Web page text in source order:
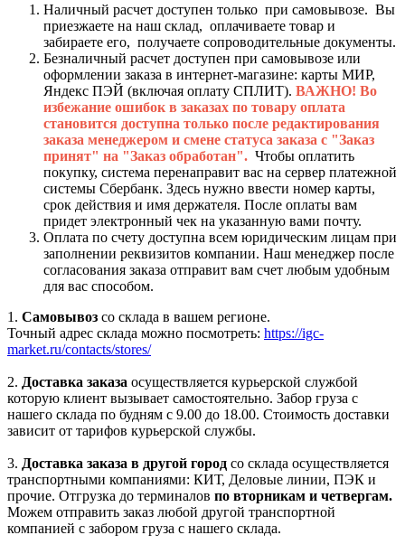
Наличный расчет доступен только при самовывозе. Вы
приезжаете на наш склад, оплачиваете товар и
забираете его, получаете сопроводительные документы.
Безналичный расчет доступен при самовывозе или
оформлении заказа в интернет-магазине: карты МИР,
Яндекс ПЭЙ (включая оплату СПЛИТ). ВАЖНО! Во
избежание ошибок в заказах по товару оплата
становится доступна только после редактирования
заказа менеджером и смене статуса заказа с "Заказ
принят" на "Заказ обработан". Чтобы оплатить
покупку, система перенаправит вас на сервер платежной
системы Сбербанк. Здесь нужно ввести номер карты,
срок действия и имя держателя. После оплаты вам
придет электронный чек на указанную вами почту.
Оплата по счету доступна всем юридическим лицам при
заполнении реквизитов компании. Наш менеджер после
согласования заказа отправит вам счет любым удобным
для вас способом.
1. Самовывоз со склада в вашем регионе.
Точный адрес склада можно посмотреть: https://igc-
market.ru/contacts/stores/
2. Доставка заказа осуществляется курьерской службой
которую клиент вызывает самостоятельно. Забор груза с
нашего склада по будням с 9.00 до 18.00. Стоимость доставки
зависит от тарифов курьерской службы.
3. Доставка заказа в другой город со склада осуществляется
транспортными компаниями: КИТ, Деловые линии, ПЭК и
прочие. Отгрузка до терминалов по вторникам и четвергам.
Можем отправить заказ любой другой транспортной
компанией с забором груза с нашего склада.